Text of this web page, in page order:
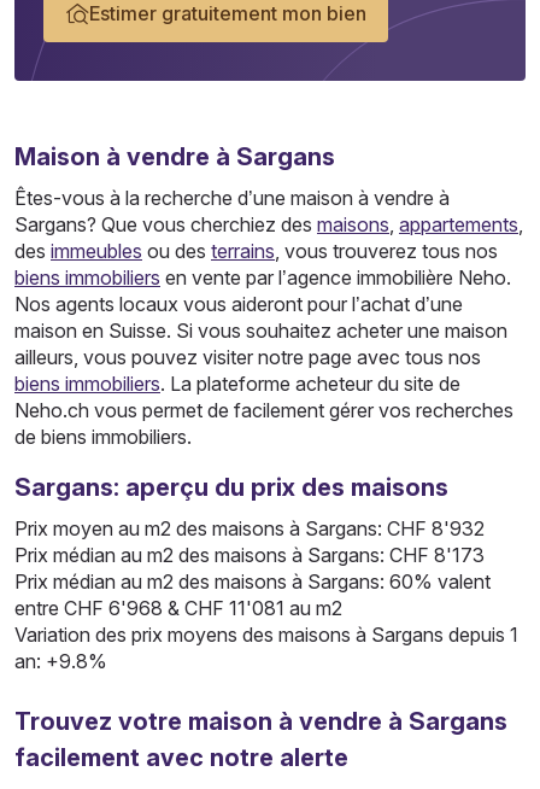
Estimer gratuitement mon bien
Maison à vendre à Sargans
Êtes-vous à la recherche d’une maison à vendre à
Sargans? Que vous cherchiez des maisons, appartements,
des immeubles ou des terrains, vous trouverez tous nos
biens immobiliers en vente par l’agence immobilière Neho.
Nos agents locaux vous aideront pour l’achat d’une
maison en Suisse. Si vous souhaitez acheter une maison
ailleurs, vous pouvez visiter notre page avec tous nos
biens immobiliers. La plateforme acheteur du site de
Neho.ch vous permet de facilement gérer vos recherches
de biens immobiliers.
Sargans: aperçu du prix des maisons
Prix moyen au m2 des maisons à Sargans: CHF 8'932
Prix médian au m2 des maisons à Sargans: CHF 8'173
Prix médian au m2 des maisons à Sargans: 60% valent
entre CHF 6'968 & CHF 11'081 au m2
Variation des prix moyens des maisons à Sargans depuis 1
an: +9.8%
Trouvez votre maison à vendre à Sargans
facilement avec notre alerte